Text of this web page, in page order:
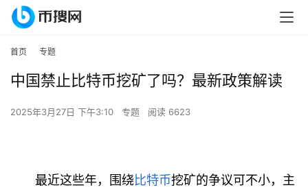
首页 专题
中国禁止比特币挖矿了吗？最新政策解读
2025年3月27日 下午3:10 专题 阅读 6623
最近这些年，围绕比特币挖矿的争议可不小，主